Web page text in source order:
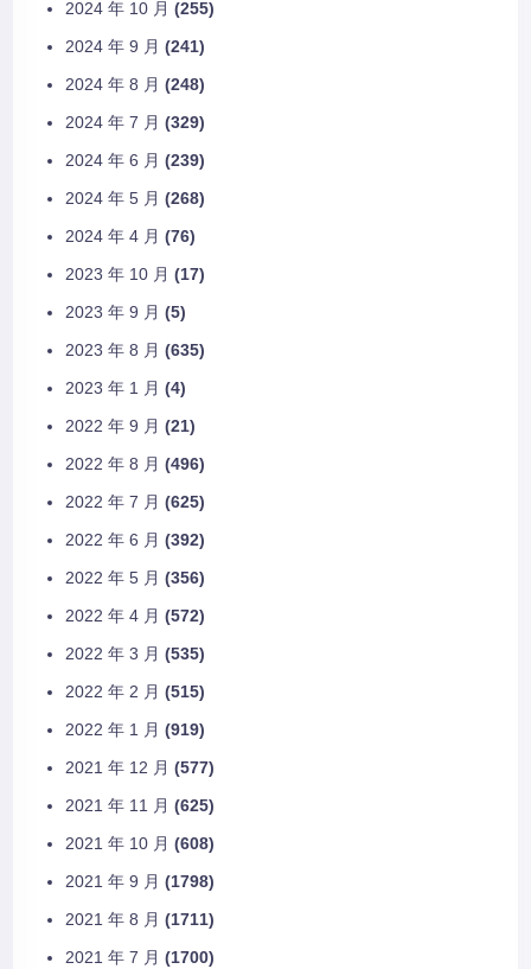
2024 年 10 月 (255)
2024 年 9 月 (241)
2024 年 8 月 (248)
2024 年 7 月 (329)
2024 年 6 月 (239)
2024 年 5 月 (268)
2024 年 4 月 (76)
2023 年 10 月 (17)
2023 年 9 月 (5)
2023 年 8 月 (635)
2023 年 1 月 (4)
2022 年 9 月 (21)
2022 年 8 月 (496)
2022 年 7 月 (625)
2022 年 6 月 (392)
2022 年 5 月 (356)
2022 年 4 月 (572)
2022 年 3 月 (535)
2022 年 2 月 (515)
2022 年 1 月 (919)
2021 年 12 月 (577)
2021 年 11 月 (625)
2021 年 10 月 (608)
2021 年 9 月 (1798)
2021 年 8 月 (1711)
2021 年 7 月 (1700)